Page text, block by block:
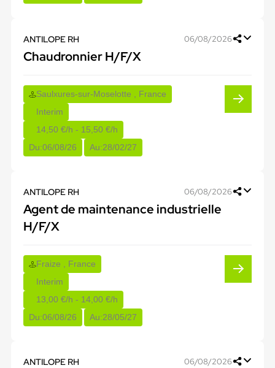
ANTILOPE RH 06/08/2026
Chaudronnier H/F/X
Saulxures-sur-Moselotte , France
Interim
14,50 €/h - 15,50 €/h
Du:06/08/26 Au:28/02/27
ANTILOPE RH 06/08/2026
Agent de maintenance industrielle
H/F/X
Fraize , France
Interim
13,00 €/h - 14,00 €/h
Du:06/08/26 Au:28/05/27
ANTILOPE RH 06/08/2026